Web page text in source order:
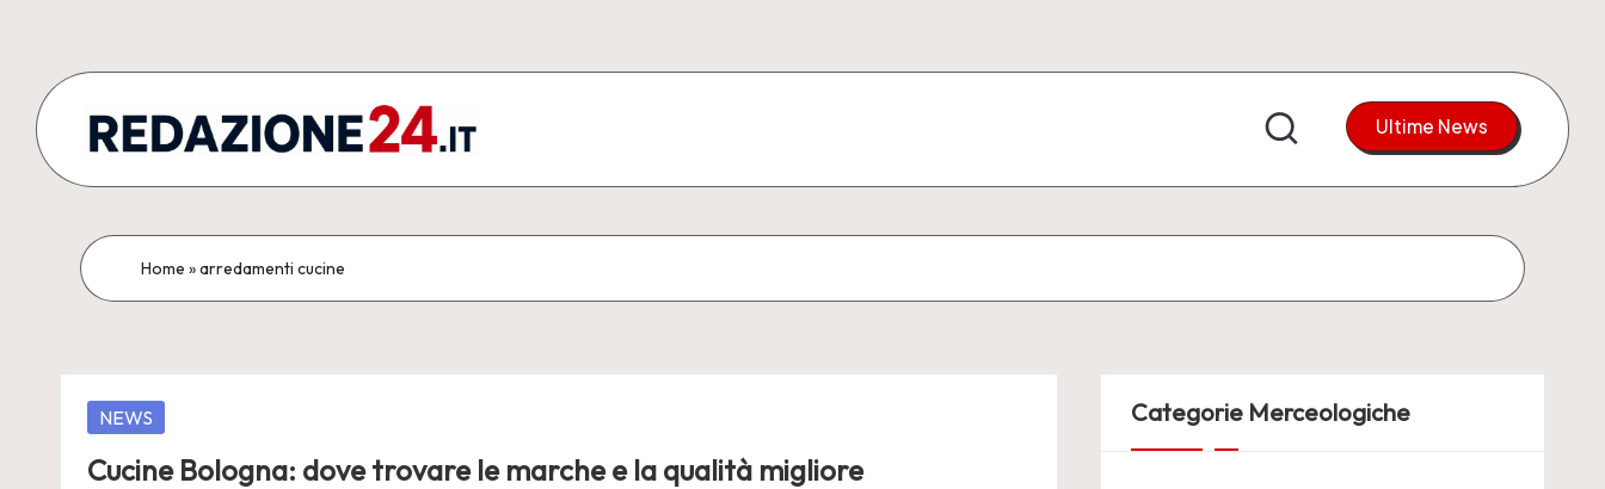
content
R
e
d
z
i
&
Comunicati
Ultime News
Home »arredamenti cucine
Posted
NEWS
Cucine Bologna: dove trovare le marche e la qualità migliore
Categorie Merceologiche